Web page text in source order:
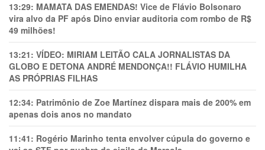
13:29: MAMATA DAS EMENDAS! Vice de Flávio Bolsonaro
vira alvo da PF após Dino enviar auditoria com rombo de R$
49 milhões!
13:21: VÍDEO: MIRIAM LEITÃO CALA JORNALISTAS DA
GLOBO E DETONA ANDRÉ MENDONÇA!! FLÁVIO HUMILHA
AS PRÓPRIAS FILHAS
12:34: Patrimônio de Zoe Martínez dispara mais de 200% em
apenas dois anos no mandato
11:41: Rogério Marinho tenta envolver cúpula do governo e